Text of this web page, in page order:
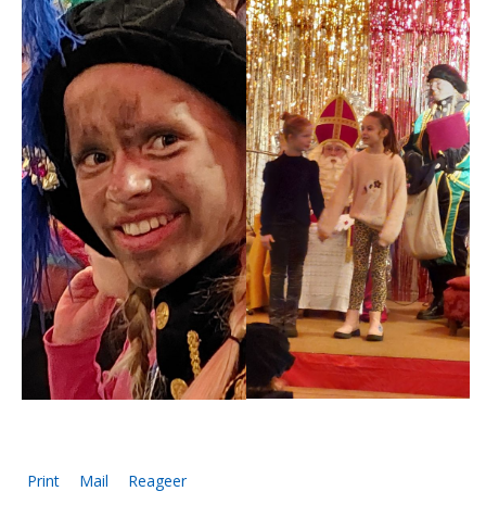
Print Mail Reageer